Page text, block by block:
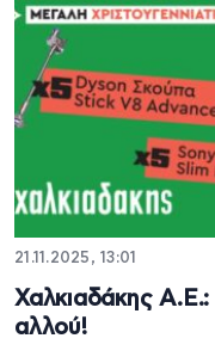
21.11.2025, 13:01
Χαλκιαδάκης
αλλού!